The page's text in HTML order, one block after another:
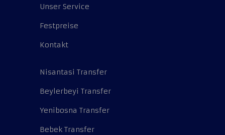
Unser Service
Festpreise
Kontakt
Nisantasi Transfer
Beylerbeyi Transfer
Yenibosna Transfer
Bebek Transfer